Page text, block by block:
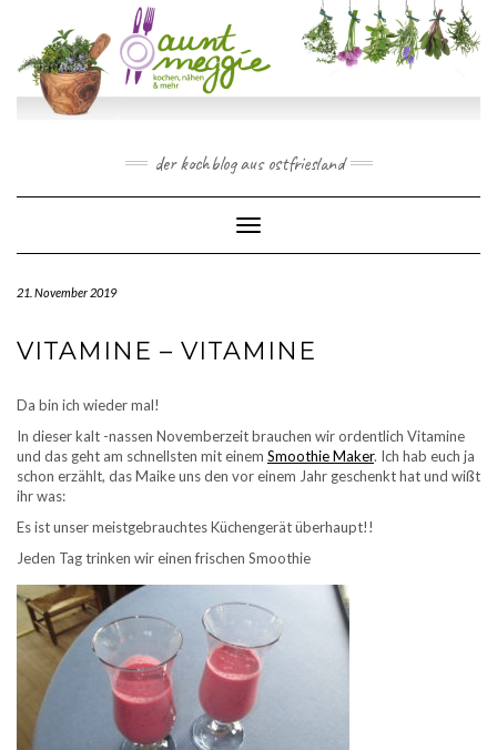
content
der kochblog aus ostfriesland
Toggle Navigation
21. November 2019
VITAMINE – VITAMINE
Da bin ich wieder mal!
In dieser kalt -nassen Novemberzeit brauchen wir ordentlich Vitamine
und das geht am schnellsten mit einem Smoothie Maker. Ich hab euch ja
schon erzählt, das Maike uns den vor einem Jahr geschenkt hat und wißt
ihr was:
Es ist unser meistgebrauchtes Küchengerät überhaupt!!
Jeden Tag trinken wir einen frischen Smoothie